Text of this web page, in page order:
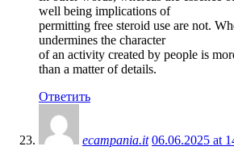
well being implications of
permitting free steroid use are not.
undermines the character
of an activity created by people is
than a matter of details.
Ответить
ecampania.it 06.06.2025 at